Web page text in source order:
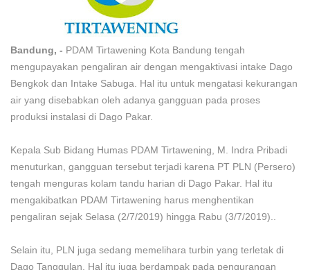
Bandung, - PDAM Tirtawening Kota Bandung tengah
mengupayakan pengaliran air dengan mengaktivasi intake Dago
Bengkok dan Intake Sabuga. Hal itu untuk mengatasi kekurangan
air yang disebabkan oleh adanya gangguan pada proses
produksi instalasi di Dago Pakar.
Kepala Sub Bidang Humas PDAM Tirtawening, M. Indra Pribadi
menuturkan, gangguan tersebut terjadi karena PT PLN (Persero)
tengah menguras kolam tandu harian di Dago Pakar. Hal itu
mengakibatkan PDAM Tirtawening harus menghentikan
pengaliran sejak Selasa (2/7/2019) hingga Rabu (3/7/2019)..
Selain itu, PLN juga sedang memelihara turbin yang terletak di
Dago Tanggulan. Hal itu juga berdampak pada pengurangan